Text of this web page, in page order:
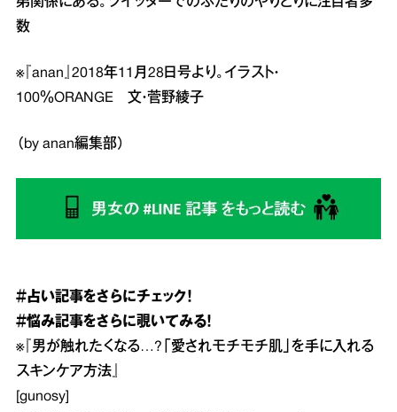
弟関係にある。ツイッターでのふたりのやりとりに注目者多
数
※『anan』2018年11月28日号より。イラスト・
100％ORANGE 文・菅野綾子
（by anan編集部）
＃占い記事をさらにチェック！
＃悩み記事をさらに覗いてみる！
※『男が触れたくなる…?「愛されモチモチ肌」を手に入れる
スキンケア方法』
[gunosy]